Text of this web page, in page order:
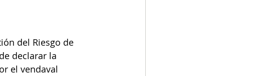
del Riesgo de
declarar la
el vendaval